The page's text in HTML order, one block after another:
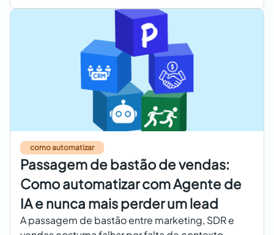
como automatizar
Passagem de bastão de vendas:
Como automatizar com Agente de
IA e nunca mais perder um lead
A passagem de bastão entre marketing, SDR e